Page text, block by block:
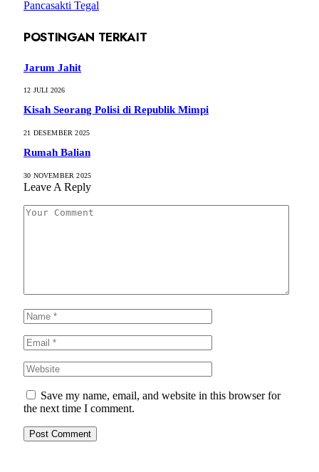
Pancasakti Tegal
POSTINGAN TERKAIT
Jarum Jahit
12 JULI 2026
Kisah Seorang Polisi di Republik Mimpi
21 DESEMBER 2025
Rumah Balian
30 NOVEMBER 2025
Leave A Reply
Save my name, email, and website in this browser for
the next time I comment.